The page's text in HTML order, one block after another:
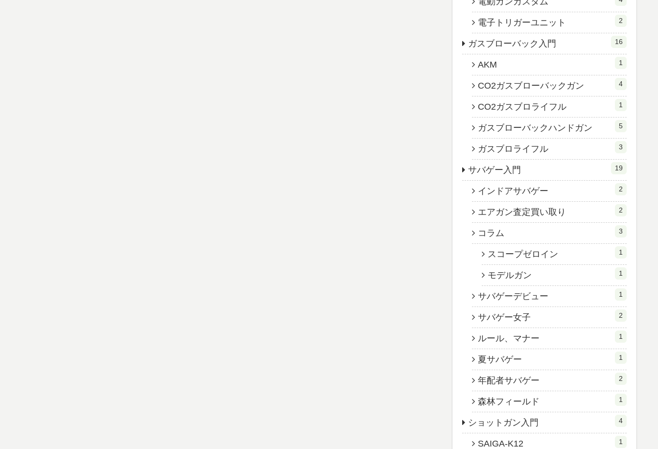
電子トリガーユニット 2
ガスブローバック入門 16
AKM 1
CO2ガスブローバックガン 4
CO2ガスブロライフル 1
ガスブローバックハンドガン 5
ガスブロライフル 3
サバゲー入門 19
インドアサバゲー 2
エアガン査定買い取り 2
コラム 3
スコープゼロイン 1
モデルガン 1
サバゲーデビュー 1
サバゲー女子 2
ルール、マナー 1
夏サバゲー 1
年配者サバゲー 2
森林フィールド 1
ショットガン入門 4
SAIGA-K12 1